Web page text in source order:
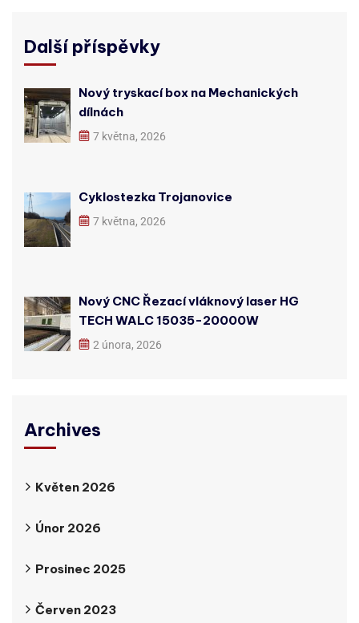
Další příspěvky
Nový tryskací box na Mechanických
dílnách
7 května, 2026
Cyklostezka Trojanovice
7 května, 2026
Nový CNC Řezací vláknový laser HG
TECH WALC 15035-20000W
2 února, 2026
Archives
Květen 2026
Únor 2026
Prosinec 2025
Červen 2023